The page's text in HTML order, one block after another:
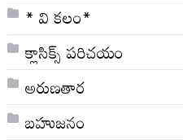
* వి క‌లం*
క్లాసిక్స్ ప‌రిచ‌యం
అరుణతార
బహుజనం